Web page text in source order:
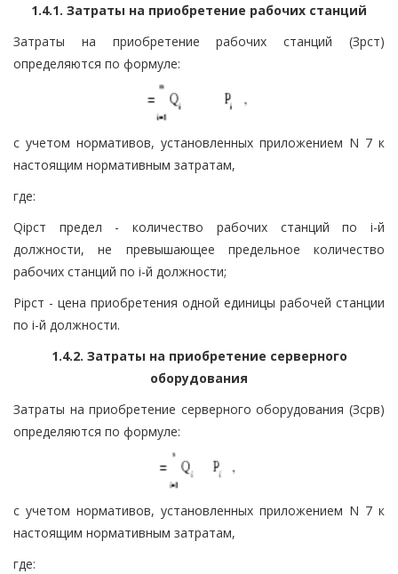
1.4.1. Затраты на приобретение рабочих станций
Затраты на приобретение рабочих станций (Зрст)
определяются по формуле:
с учетом нормативов, установленных приложением N 7 к
настоящим нормативным затратам,
где:
Qiрст предел - количество рабочих станций по i-й
должности, не превышающее предельное количество
рабочих станций по i-й должности;
Piрст - цена приобретения одной единицы рабочей станции
по i-й должности.
1.4.2. Затраты на приобретение серверного
оборудования
Затраты на приобретение серверного оборудования (Зсрв)
определяются по формуле:
с учетом нормативов, установленных приложением N 7 к
настоящим нормативным затратам,
где: